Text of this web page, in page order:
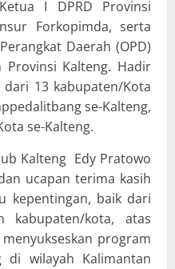
I DPRD Provinsi
Forkopimda, serta
Daerah (OPD)
Kalteng. Hadir
13 kabupaten/Kota
se-Kalteng,
se-Kalteng.
Kalteng Edy Pratowo
ucapan terima kasih
kepentingan, baik dari
kabupaten/kota, atas
program
di wilayah Kalimantan